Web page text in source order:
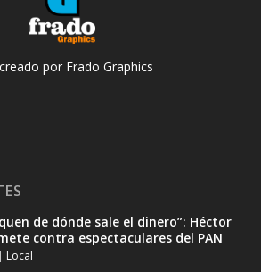
por Frado Graphics
de dónde sale el dinero”: Héctor
contra espectaculares del PAN
| Local